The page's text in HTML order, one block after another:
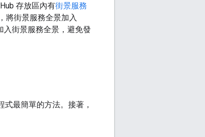
存放區內有街景服務
將街景服務全景加入
入街景服務全景，避免發
最簡單的方法。接著，